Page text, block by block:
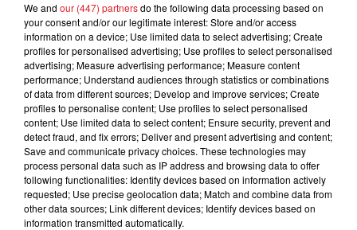
En direct des pistes :
Vincennes (R1): 813 COPSI - 908 JULES ET JIM
Cagnes/mer (R5): 403 HARLEY DES PRES - 501 IN
LOVE AGAIN
FILS D'ACTUS
We and our (447) partnersdo the following data processing based on
your consent and/or our legitimate interest: Store and/or access
information on a device; Use limited data to select advertising; Create
profiles for personalised advertising; Use profiles to select personalised
advertising; Measure advertising performance; Measure content
performance; Understand audiences through statistics or combinations
of data from different sources; Develop and improve services; Create
profiles to personalise content; Use profiles to select personalised
content; Use limited data to select content; Ensure security, prevent and
detect fraud, and fix errors; Deliver and present advertising and content;
Save and communicate privacy choices. These technologies may
process personal data such as IP address and browsing data to offer
following functionalities: Identify devices based on information actively
requested; Use precise geolocation data; Match and combine data from
other data sources; Link different devices; Identify devices based on
information transmitted automatically.